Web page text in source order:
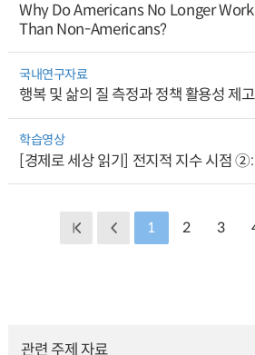
Why Do Americans No Longer
Than Non-Americans?
국내연구자료
행복 및 삶의 질 측정과 정책 활용성 제
학습영상
[경제로 세상 읽기] 전지적 지수 시점
1 2 3
관련 주제 자료